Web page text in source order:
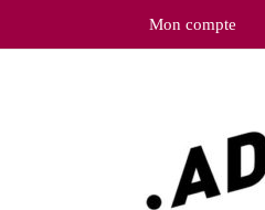
Mon compte